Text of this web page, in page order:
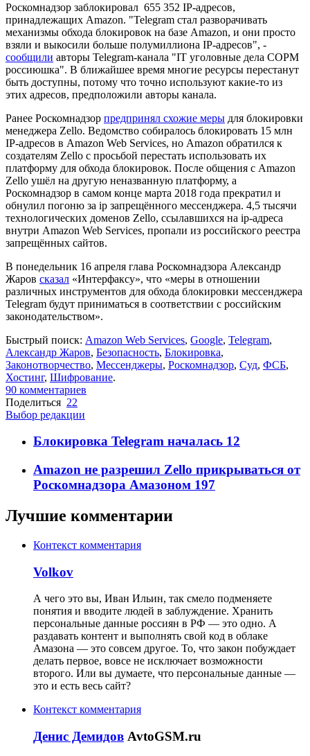
Роскомнадзор заблокировал 655 352 IP-адресов,
принадлежащих Amazon. "Telegram стал разворачивать
механизмы обхода блокировок на базе Amazon, и они просто
взяли и выкосили больше полумиллиона IP-адресов", -
сообщили авторы Telegram-канала "IT уголовные дела СОРМ
россиюшка". В ближайшее время многие ресурсы перестанут
быть доступны, потому что точно используют какие-то из
этих адресов, предположили авторы канала.
Ранее Роскомнадзор предпринял схожие меры для блокировки
менеджера Zello. Ведомство собиралось блокировать 15 млн
IP-адресов в Amazon Web Services, но Amazon обратился к
создателям Zello с просьбой перестать использовать их
платформу для обхода блокировок. После общения с Amazon
Zello ушёл на другую неназванную платформу, а
Роскомнадзор в самом конце марта 2018 года прекратил и
обнулил погоню за ip запрещённого мессенджера. 4,5 тысячи
технологических доменов Zello, ссылавшихся на ip-адреса
внутри Amazon Web Services, пропали из российского реестра
запрещённых сайтов.
В понедельник 16 апреля глава Роскомнадзора Александр
Жаров сказал «Интерфаксу», что «меры в отношении
различных инструментов для обхода блокировки мессенджера
Telegram будут приниматься в соответствии с российским
законодательством».
Быстрый поиск: Amazon Web Services, Google, Telegram,
Александр Жаров, Безопасность, Блокировка,
Законотворчество, Мессенджеры, Роскомнадзор, Суд, ФСБ,
Хостинг, Шифрование.
90 комментариев
Поделиться 22
Выбор редакции
Блокировка Telegram началась 12
Amazon не разрешил Zello прикрываться от
Роскомнадзора Амазоном 197
Лучшие комментарии
Контекст комментария
Volkov
А чего это вы, Иван Ильин, так смело подменяете
понятия и вводите людей в заблуждение. Хранить
персональные данные россиян в РФ — это одно. А
раздавать контент и выполнять свой код в облаке
Амазона — это совсем другое. То, что закон побуждает
делать первое, вовсе не исключает возможности
второго. Или вы думаете, что персональные данные —
это и есть весь сайт?
Контекст комментария
Денис Демидов AvtoGSM.ru